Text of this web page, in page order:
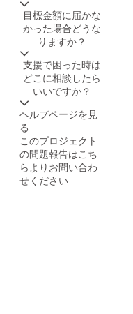
目標金額に届かな
かった場合どうな
りますか？
支援で困った時は
どこに相談したら
いいですか？
ヘルプページを見
る
このプロジェクト
の問題報告はこち
らよりお問い合わ
せください